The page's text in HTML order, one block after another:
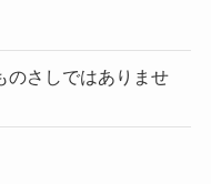
のさしではありませ